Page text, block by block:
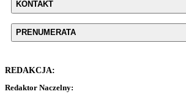
KONTAKT
PRENUMERATA
REDAKCJA:
Redaktor Naczelny: